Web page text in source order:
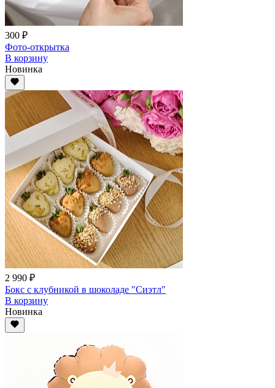
300 ₽
Фото-открытка
В корзину
Новинка
2 990 ₽
Бокс с клубникой в шоколаде "Сиэтл"
В корзину
Новинка